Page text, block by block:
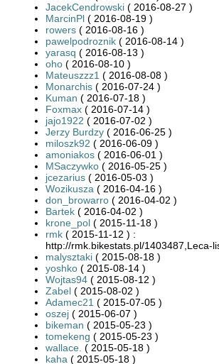
JacekCendrowski ( 2016-08-27 )
MarcinPl ( 2016-08-19 )
rowers ( 2016-08-16 )
pawelpodroznik ( 2016-08-14 )
yarasq ( 2016-08-13 )
oho ( 2016-08-10 )
Mateuszzz1 ( 2016-08-08 )
Monarchis ( 2016-07-24 )
Kuman ( 2016-07-18 )
Foxmax ( 2016-07-14 )
jajo1922 ( 2016-07-02 )
Jerzy Burdzy ( 2016-06-25 )
miloszk92 ( 2016-06-09 )
amoniakos ( 2016-06-01 )
MSaczywko ( 2016-05-25 )
jcezarius ( 2016-05-03 )
Wozikusza ( 2016-04-16 )
don_browarro ( 2016-04-02 )
Bartek ( 2016-04-02 )
krone_pol ( 2015-11-18 )
rmk ( 2015-11-12 ) :
http://rmk.bikestats.pl/1403487,Leca-
malysztaki ( 2015-08-18 )
yoshko ( 2015-08-14 )
Wojtas94 ( 2015-08-12 )
Zabel ( 2015-08-02 )
Adamec21 ( 2015-07-05 )
oszej ( 2015-06-07 )
bikeman ( 2015-05-23 )
tomekeng ( 2015-05-23 )
wallace. ( 2015-05-18 )
kaha ( 2015-05-18 )